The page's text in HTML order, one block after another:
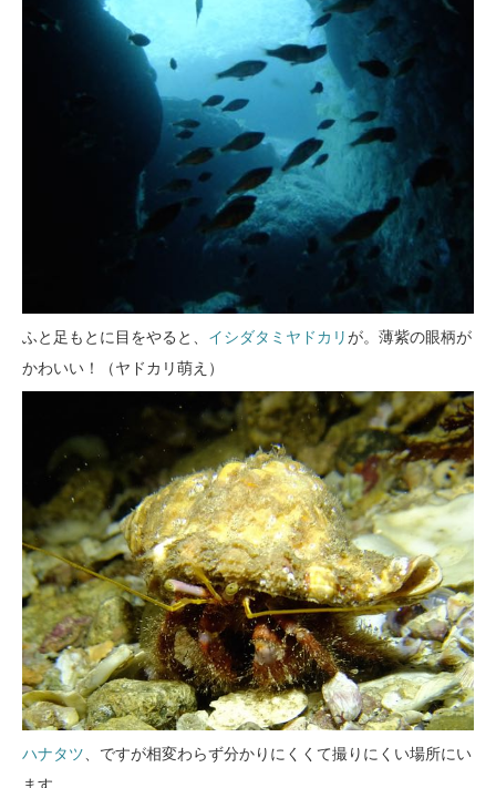
ふと足もとに目をやると、 イシダタミヤドカリが。薄紫の眼柄が
かわいい！（ヤドカリ萌え）
ハナタツ、ですが相変わらず分かりにくくて撮りにくい場所にい